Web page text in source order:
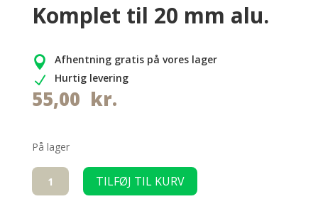
Komplet til 20 mm alu.
 Afhentning gratis på vores lager
N Hurtig levering
55,00 kr.
På lager
Hjul
m/bremse-
TILFØJ TIL KURV